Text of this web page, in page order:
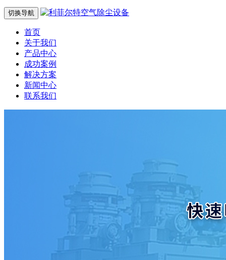
切换导航
首页
关于我们
产品中心
成功案例
解决方案
新闻中心
联系我们